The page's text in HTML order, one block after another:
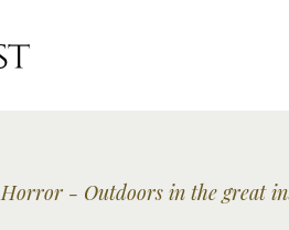
Horror Outdoors in the great